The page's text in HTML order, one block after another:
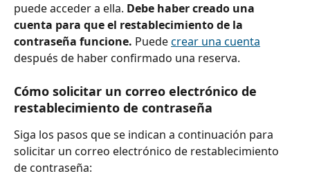
puede acceder a ella. Debe haber creado una
cuenta para que el restablecimiento de la
contraseña funcione. Puede crear una cuenta
después de haber confirmado una reserva.
Cómo solicitar un correo electrónico de
restablecimiento de contraseña
Siga los pasos que se indican a continuación para
solicitar un correo electrónico de restablecimiento
de contraseña: